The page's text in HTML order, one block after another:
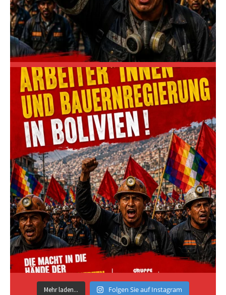
Mehr laden... Folgen Sie auf Instagram